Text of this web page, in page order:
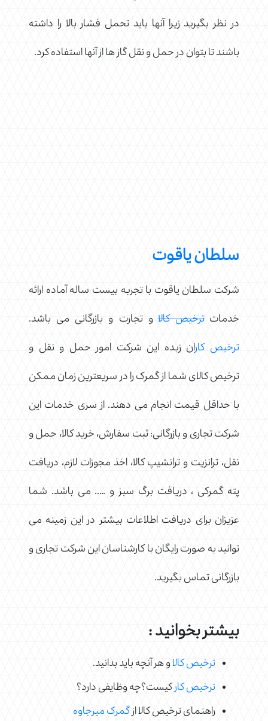
در نظر بگیرید زیرا آنها باید تحمل فشار بالا را داشته
باشند تا بتوان در حمل و نقل گاز ها از آنها استفاده کرد.
سلطان یاقوت
شرکت سلطان یاقوت با تجربه بیست ساله آماده ارائه
خدماتترخیص کالاو تجارت و بازرگانی می باشد.
ترخیص کاران زبده این شرکت امور حمل و نقل و
ترخیص کالای شما از گمرک را در سریعترین زمان ممکن
با حداقل قیمت انجام می دهند. از سری خدمات این
شرکت تجاری و بازرگانی: ثبت سفارش، خرید کالا، حمل و
نقل، ترانزیت و ترانشیپ کالا، اخذ مجوزات لازم، دریافت
پته گمرکی ، دریافت برگ سبز و ….. می باشد. شما
عزیزان برای دریافت اطلاعات بیشتر در این زمینه می
توانید به صورت رایگان با کارشناسان این شرکت تجاری و
بازرگانی تماس بگیرید.
بیشتر بخوانید :
ترخیص کالاو هر آنچه باید بدانید.
ترخیص کارکیست؟چه وظایفی دارد؟
راهنمای ترخیص کالا ازگمرک میرجاوه